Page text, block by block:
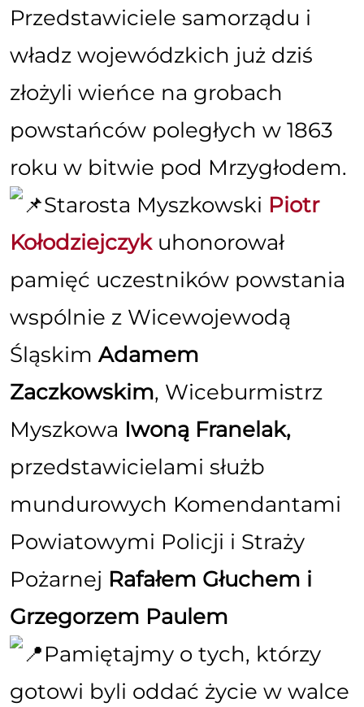
Przedstawiciele samorządu i
władz wojewódzkich już dziś
złożyli wieńce na grobach
powstańców poległych w 1863
roku w bitwie pod Mrzygłodem.
Starosta Myszkowski Piotr
Kołodziejczykuhonorował
pamięć uczestników powstania
wspólnie z Wicewojewodą
ŚląskimAdamem
Zaczkowskim, Wiceburmistrz
Myszkowa Iwoną Franelak,
przedstawicielami służb
mundurowych Komendantami
Powiatowymi Policji i Straży
Pożarnej Rafałem Głuchem i
Grzegorzem Paulem
Pamiętajmy o tych, którzy
gotowi byli oddać życie w walce